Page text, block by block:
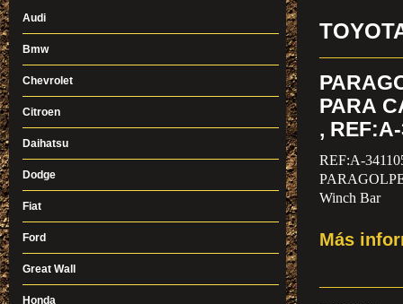
PARA
,
REF:A-
Winch Bar
Más
Audi
Bmw
Chevrolet
Citroen
Daihatsu
Dodge
Fiat
Ford
Great Wall
Honda